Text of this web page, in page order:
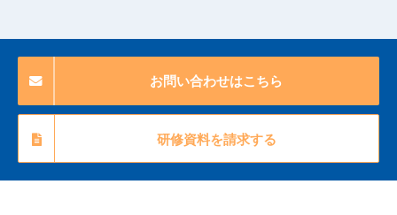
お問い合わせはこちら
研修資料を請求する